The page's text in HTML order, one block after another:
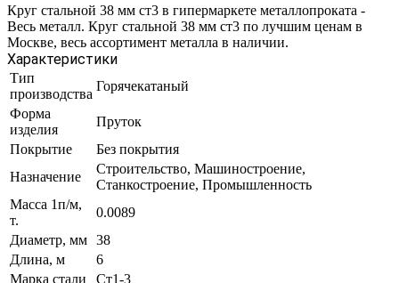
Круг стальной 38 мм ст3 в гипермаркете металлопроката -
Весь металл. Круг стальной 38 мм ст3 по лучшим ценам в
Москве, весь ассортимент металла в наличии.
Характеристики
Тип
производства
Горячекатаный
Форма
изделия
Пруток
Покрытие
Без покрытия
Назначение
Строительство, Машиностроение,
Станкостроение, Промышленность
Масса 1п/м,
т.
0.0089
Диаметр, мм 38
Длина, м
6
Марка стали
Ст1-3